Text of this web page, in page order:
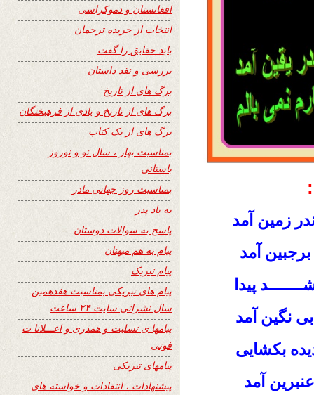
زمین آمد
آمد
پیدا
بی نگین آمد
بکشایی
آمد
افغانستان و دموکراسی
انتخاب از جریده ترجمان
باید حقایق را گفت
بررسی و نقد داستان
برگ های از تاریخ
برگ های از تاریخ و یادی از فرهیختگان
برگ های از یک کتاب
بمناسبت بهار ، سال نو و نوروز
باستانی
بمناسبت روز جهانی مادر
به یاد پدر
پاسخ به سوالات دوستان
پیام به هم میهنان
پیام تبریک
پیام های تبریکی بمناسبت هفدهمین
سال نشراتی سایت ۲۴ ساعت
پیامها ی تسلیت و همدری و اعـــلانا ت
فوتی
پیامهای تبریکی
پیشنهادات ، انتقادات و خواسته های